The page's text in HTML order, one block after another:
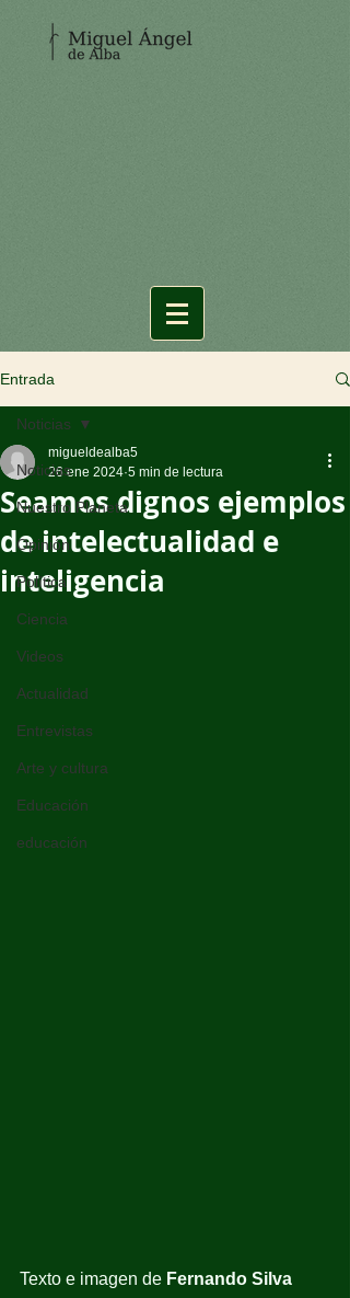
Entrada
Noticias
Nuestro Planeta
Opinión
Política
Ciencia
Videos
Actualidad
Entrevistas
Arte y cultura
Educación
educación
Noticias
Seamos dignos ejemplos
de intelectualidad e
inteligencia
migueldealba5
26 ene 2024 5 min de lectura
Texto e imagen de Fernando Silva